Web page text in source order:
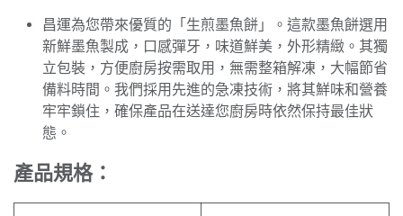
昌運為您帶來優質的「生煎墨魚餅」。這款墨魚餅選用
新鮮墨魚製成，口感彈牙，味道鮮美，外形精緻。其獨
立包裝，方便廚房按需取用，無需整箱解凍，大幅節省
備料時間。我們採用先進的急凍技術，將其鮮味和營養
牢牢鎖住，確保產品在送達您廚房時依然保持最佳狀
態。
產品規格：